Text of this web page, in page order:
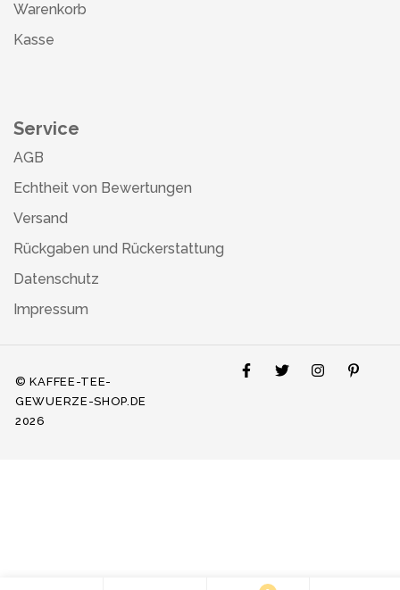
Warenkorb
Kasse
Service
AGB
Echtheit von Bewertungen
Versand
Rückgaben und Rückerstattung
Datenschutz
Impressum
© KAFFEE-TEE-
GEWUERZE-SHOP.DE
2026